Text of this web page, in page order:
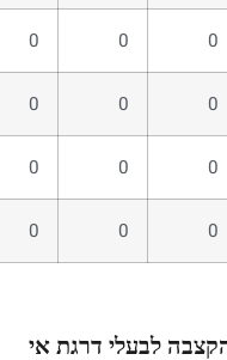
0
0
0
0
0
0
0
0
0
0
0
0
לבעלי דרגת אי